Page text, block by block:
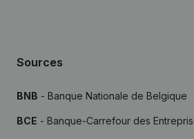
Sources
BNB - Banque Nationale de Belgique
BCE - Banque-Carrefour des